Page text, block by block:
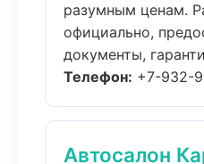
разумным ценам.
официально,
документы,
Телефон: +7-932-
Автосалон